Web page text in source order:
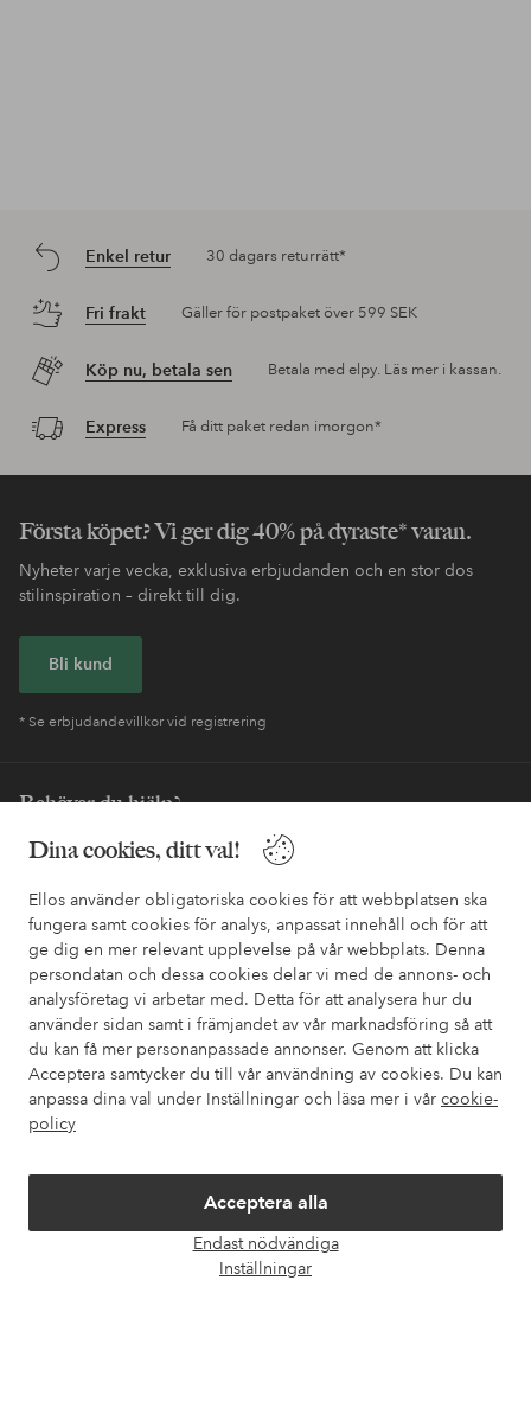
Dina cookies, ditt val!
Ellos använder obligatoriska cookies för att webbplatsen ska
fungera samt cookies för analys, anpassat innehåll och för att
ge dig en mer relevant upplevelse på vår webbplats. Denna
persondatan och dessa cookies delar vi med de annons- och
analysföretag vi arbetar med. Detta för att analysera hur du
använder sidan samt i främjandet av vår marknadsföring så att
du kan få mer personanpassade annonser. Genom att klicka
Acceptera samtycker du till vår användning av cookies. Du kan
anpassa dina val under Inställningar och läsa mer i vår cookie-
policy
Acceptera alla
Endast nödvändiga
Inställningar
Enkel retur 30 dagars returrätt*
Fri frakt Gäller för postpaket över 599 SEK
Köp nu, betala sen Betala med elpy. Läs mer i kassan.
Express Få ditt paket redan imorgon*
Första köpet? Vi ger dig 40% på dyraste* varan.
Nyheter varje vecka, exklusiva erbjudanden och en stor dos
stilinspiration – direkt till dig.
Bli kund
* Se erbjudandevillkor vid registrering
Behöver du hjälp?
I vår FAQ hittar du svaren på de vanligaste frågorna. Här finns
också information om hur du enklast kontaktar oss.
Kundservice Beställning Betalsätt
Mina sidor
Om Ellos
Villkor